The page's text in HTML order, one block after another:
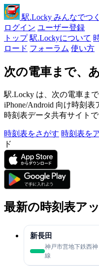
駅.Locky みんなでつ
ログイン ユーザー登録
トップ 駅.Lockyについて
ロード フォーラム 使い方
次の電車まで、
駅.Locky は、次の電車ま
iPhone/Android 向け時刻
時刻表データ共有サイトで
時刻表をさがす 時刻表を
ド
最新の時刻表ア
新長田
神戸市営地下鉄西神
線